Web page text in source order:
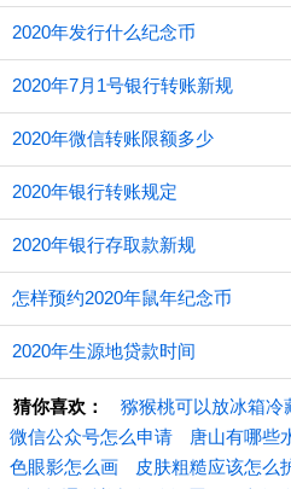
2020年发行什么纪念币
2020年7月1号银行转账新规
2020年微信转账限额多少
2020年银行转账规定
2020年银行存取款新规
怎样预约2020年鼠年纪念币
2020年生源地贷款时间
猜你喜欢： 猕猴桃可以放冰箱冷
微信公众号怎么申请
唐山有哪些
色眼影怎么画
皮肤粗糙应该怎么